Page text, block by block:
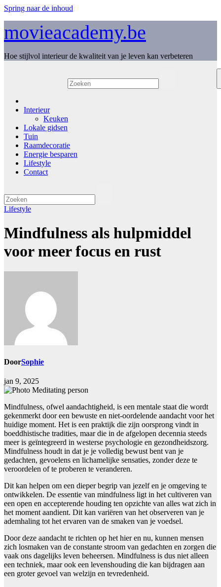
Spring naar de inhoud
movieacademy.be
Hoe stijlvol interieur de kwaliteit van je leven kan verbeteren
Interieur
Keuken
Lokale gidsen
Tuin
Raamdecoratie
Energie besparen
Lifestyle
Contact
Lifestyle
Mindfulness als hulpmiddel
voor meer focus en rust
DoorSophie
jan 9, 2025
Mindfulness, ofwel aandachtigheid, is een mentale staat die wordt
gekenmerkt door een bewuste en niet-oordelende aandacht voor het
huidige moment. Het is een praktijk die zijn oorsprong vindt in
boeddhistische tradities, maar die in de afgelopen decennia steeds
meer is geïntegreerd in westerse psychologie en gezondheidszorg.
Mindfulness houdt in dat je je volledig bewust bent van je
gedachten, gevoelens en lichamelijke sensaties, zonder deze te
veroordelen of te proberen te veranderen.
Dit kan helpen om een dieper begrip van jezelf en je omgeving te
ontwikkelen. De essentie van mindfulness ligt in het cultiveren van
een open en accepterende houding ten opzichte van alles wat zich in
het moment aandient. Dit kan variëren van het observeren van je
ademhaling tot het ervaren van de smaken van je voedsel.
Door deze aandacht te richten op het hier en nu, kunnen mensen
zich losmaken van de constante stroom van gedachten en zorgen die
vaak ons dagelijks leven beheersen. Mindfulness is dus niet alleen
een techniek, maar ook een levenshouding die kan bijdragen aan
een groter gevoel van welzijn en tevredenheid.